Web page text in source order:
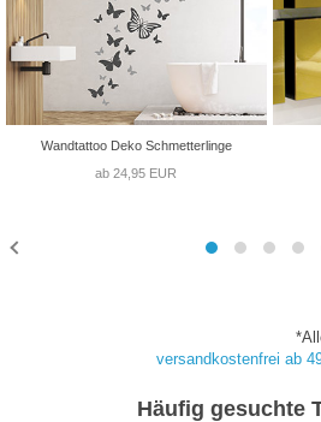
Wandtattoo Deko Schmetterlinge
ab 24,95 EUR
versandkostenfrei ab
Häufig gesuchte